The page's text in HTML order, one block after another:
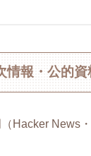
情報・公的
Hacker News・